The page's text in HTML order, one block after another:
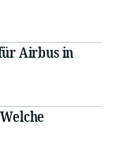
Airbus in